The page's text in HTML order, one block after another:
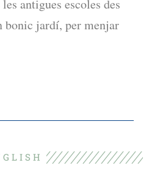
antigues escoles des
jardí, per menjar
G L I S H